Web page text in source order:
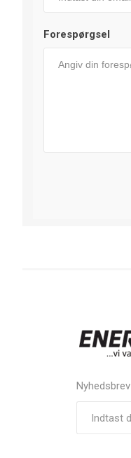
Forespørgsel
Nyhedsbrev